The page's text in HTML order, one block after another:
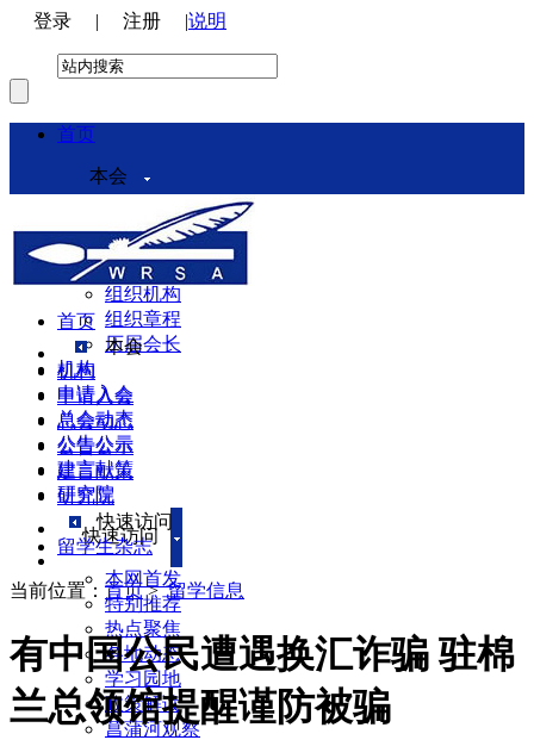
登录 | 注册 |说明
首页
本会
本会介绍
领导机构
理事会
组织机构
组织章程
历届会长
机构
申请入会
总会动态
公告公示
建言献策
研究院
快速访问
本网首发
特别推荐
热点聚焦
各地动态
学习园地
政策解读
菖蒲河观察
首页
本会
机构
申请入会
总会动态
公告公示
建言献策
研究院
快速访问
留学生杂志
当前位置： 首页>留学信息
有中国公民遭遇换汇诈骗 驻棉
兰总领馆提醒谨防被骗